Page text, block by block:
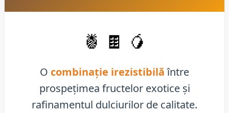
🍍 🍫 🥭
O combinație irezistibilăîntre
prospețimea fructelor exotice și
rafinamentul dulciurilor de calitate.